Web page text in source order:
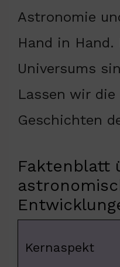
Astronomie
Hand in Hand.
Universums
Lassen wir die
Geschichten
Faktenblatt
Kernaspekt